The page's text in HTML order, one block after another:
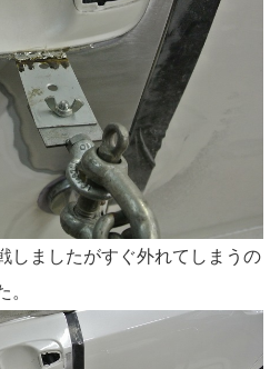
しましたがすぐ外れてしまうの
。